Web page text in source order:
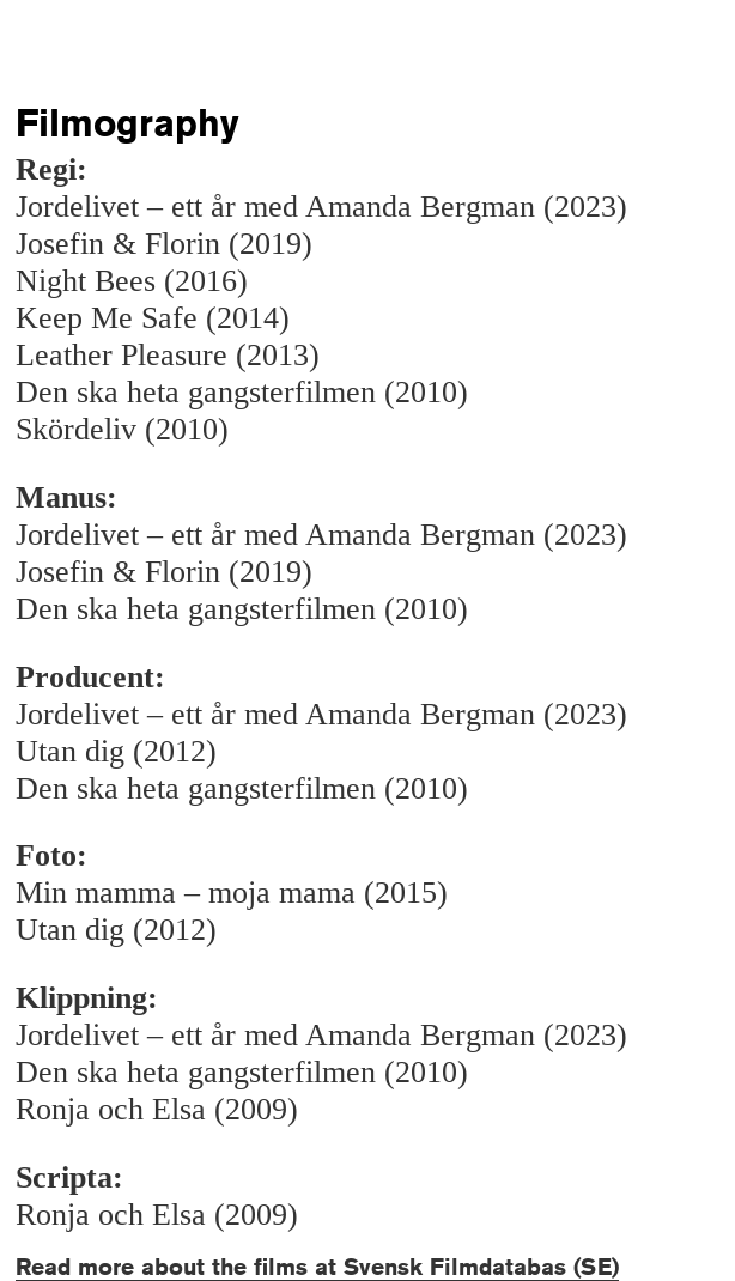
Filmography
Regi:
Jordelivet – ett år med Amanda Bergman (2023)
Josefin & Florin (2019)
Night Bees (2016)
Keep Me Safe (2014)
Leather Pleasure (2013)
Den ska heta gangsterfilmen (2010)
Skördeliv (2010)
Manus:
Jordelivet – ett år med Amanda Bergman (2023)
Josefin & Florin (2019)
Den ska heta gangsterfilmen (2010)
Producent:
Jordelivet – ett år med Amanda Bergman (2023)
Utan dig (2012)
Den ska heta gangsterfilmen (2010)
Foto:
Min mamma – moja mama (2015)
Utan dig (2012)
Klippning:
Jordelivet – ett år med Amanda Bergman (2023)
Den ska heta gangsterfilmen (2010)
Ronja och Elsa (2009)
Scripta:
Ronja och Elsa (2009)
Read more about the films at Svensk Filmdatabas (SE)